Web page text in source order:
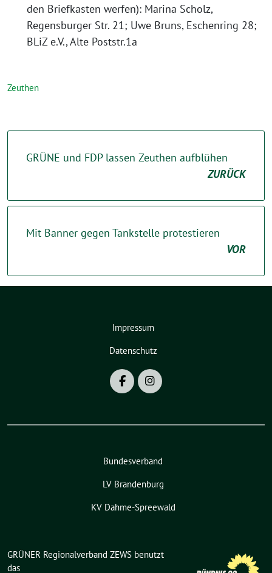
den Briefkasten werfen): Marina Scholz,
Regensburger Str. 21; Uwe Bruns, Eschenring 28;
BLiZ e.V., Alte Poststr.1a
Zeuthen
GRÜNE und FDP lassen Zeuthen aufblühen
ZURÜCK
Mit Banner gegen Tankstelle protestieren
VOR
Impressum
Datenschutz
Bundesverband
LV Brandenburg
KV Dahme-Spreewald
GRÜNER Regionalverband ZEWS benutzt
das